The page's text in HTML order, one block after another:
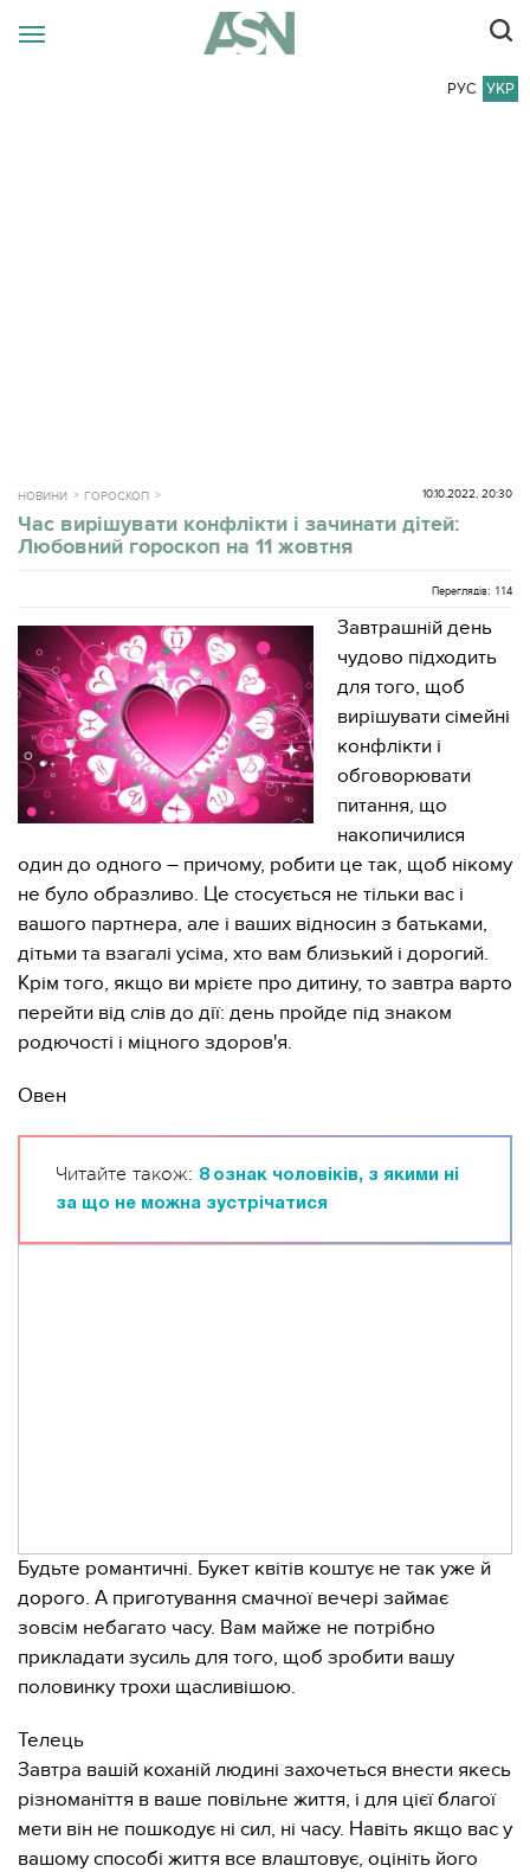
РУС УКР
НОВИНИ ГОРОСКОП 10.10.2022, 20:30
Час вирішувати конфлікти і зачинати дітей:
Любовний гороскоп на 11 жовтня
Переглядів: 114
Завтрашній день
чудово підходить
для того, щоб
вирішувати сімейні
конфлікти і
обговорювати
питання, що
накопичилися
один до одного – причому, робити це так, щоб нікому
не було образливо. Це стосується не тільки вас і
вашого партнера, але і ваших відносин з батьками,
дітьми та взагалі усіма, хто вам близький і дорогий.
Крім того, якщо ви мрієте про дитину, то завтра варто
перейти від слів до дії: день пройде під знаком
родючості і міцного здоров'я.
Овен
Читайте також: 8 ознак чоловіків, з якими ні
за що не можна зустрічатися
Будьте романтичні. Букет квітів коштує не так уже й
дорого. А приготування смачної вечері займає
зовсім небагато часу. Вам майже не потрібно
прикладати зусиль для того, щоб зробити вашу
половинку трохи щасливішою.
Телець
Завтра вашій коханій людині захочеться внести якесь
різноманіття в ваше повільне життя, і для цієї благої
мети він не пошкодує ні сил, ні часу. Навіть якщо вас у
вашому способі життя все влаштовує, оцініть його